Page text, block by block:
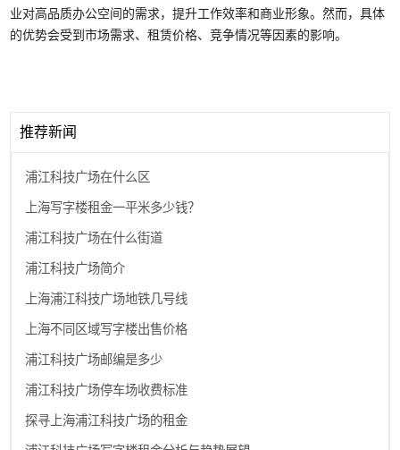
业对高品质办公空间的需求，提升工作效率和商业形象。然而，具体
的优势会受到市场需求、租赁价格、竞争情况等因素的影响。
推荐新闻
浦江科技广场在什么区
上海写字楼租金一平米多少钱？
浦江科技广场在什么街道
浦江科技广场简介
上海浦江科技广场地铁几号线
上海不同区域写字楼出售价格
浦江科技广场邮编是多少
浦江科技广场停车场收费标准
探寻上海浦江科技广场的租金